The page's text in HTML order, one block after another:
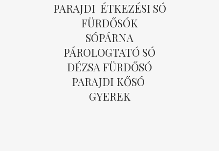
PARAJDI ÉTKEZÉSI SÓ
FÜRDŐSÓK
SÓPÁRNA
PÁROLOGTATÓ SÓ
DÉZSA FÜRDŐSÓ
PARAJDI KŐSÓ
GYEREK